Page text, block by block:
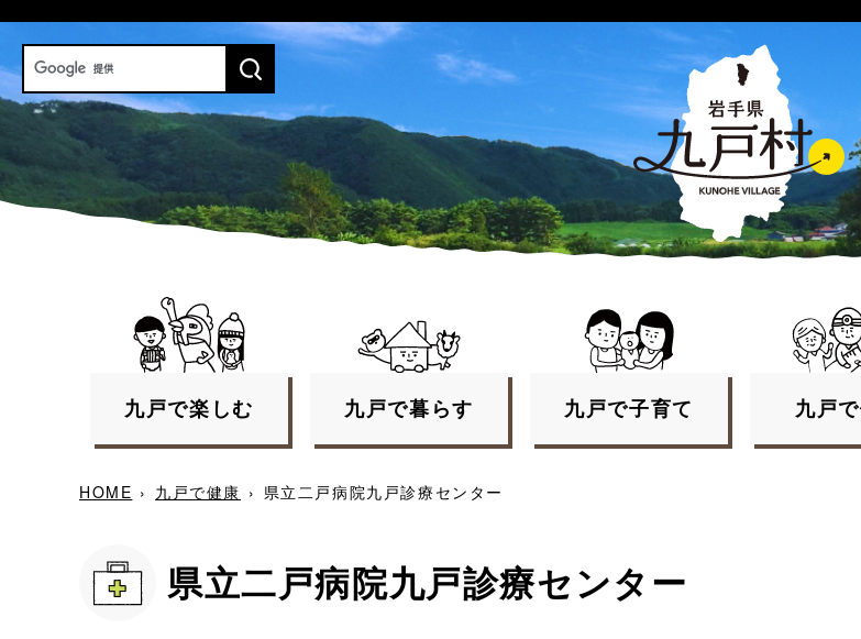
九戸で楽しむ 九戸で暮らす 九戸で子育て 九戸で
HOME › 九戸で健康 › 県立二戸病院九戸診療センター
県立二戸病院九戸診療センター